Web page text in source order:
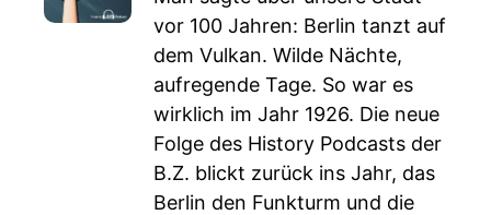
vor 100 Jahren: Berlin tanzt auf
dem Vulkan. Wilde Nächte,
aufregende Tage. So war es
wirklich im Jahr 1926. Die neue
Folge des History Podcasts der
B.Z. blickt zurück ins Jahr, das
Berlin den Funkturm und die